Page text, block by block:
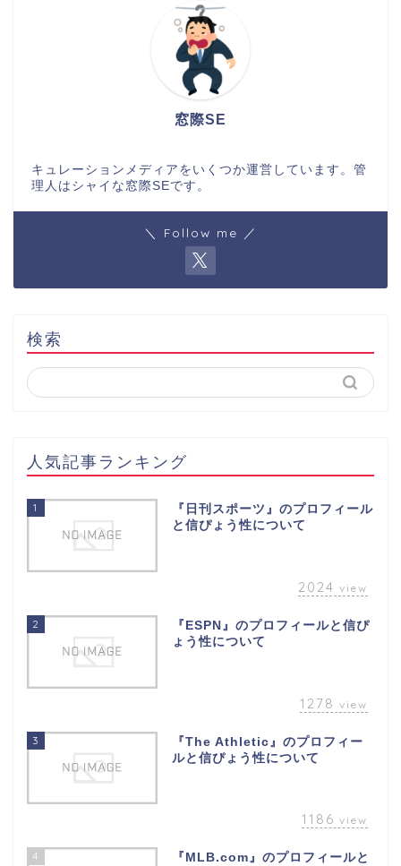
窓際SE
キュレーションメディアをいくつか運営しています。管
理人はシャイな窓際SEです。
＼ Follow me ／
検索
人気記事ランキング
1
『日刊スポーツ』のプロフィール
と信ぴょう性について
2024 view
2
『ESPN』のプロフィールと信ぴ
ょう性について
1278 view
3
『The Athletic』のプロフィー
ルと信ぴょう性について
1186 view
4
『MLB.com』のプロフィールと